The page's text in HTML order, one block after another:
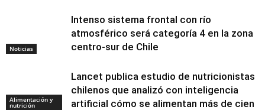
Noticias
Intenso sistema frontal con río
atmosférico será categoría 4 en la zona
centro-sur de Chile
Alimentación y
nutrición
Lancet publica estudio de nutricionistas
chilenos que analizó con inteligencia
artificial cómo se alimentan más de cien